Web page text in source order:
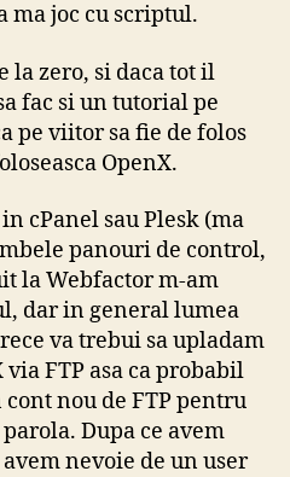
ma joc cu scriptul.
la zero, si daca tot il
fac si un tutorial pe
pe viitor sa fie de folos
OpenX.
cPanel sau Plesk (ma
panouri de control,
la Webfactor m-am
dar in general lumea
va trebui sa upladam
FTP asa ca probabil
nou de FTP pentru
Dupa ce avem
nevoie de un user